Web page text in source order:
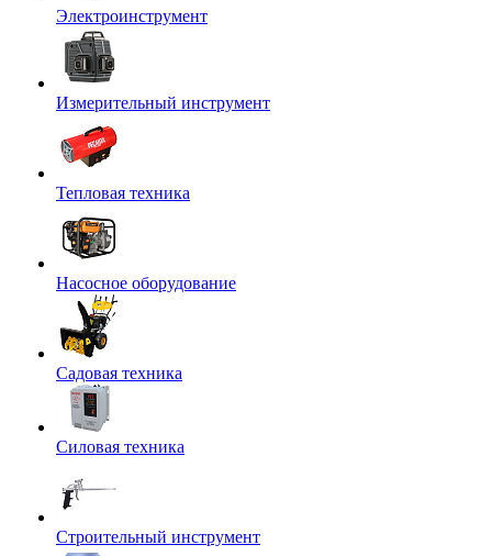
Электроинструмент
Измерительный инструмент
Тепловая техника
Насосное оборудование
Садовая техника
Силовая техника
Строительный инструмент